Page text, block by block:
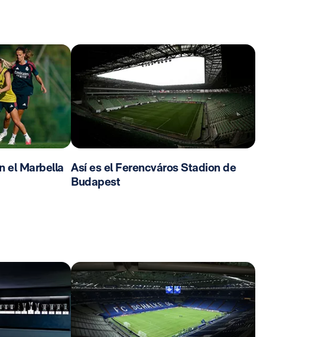
el Marbella Así es el Ferencváros Stadion de
Budapest